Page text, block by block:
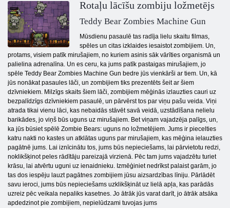
Rotaļu lācīšu zombiju ložmetējs
Teddy Bear Zombies Machine Gun
Mūsdienu pasaulē tas radīja lielu skaitu filmas,
spēles un citas izklaides iesaistot zombijiem. Un,
protams, visiem patīk mirušajiem, no kuriem asinis sāk vārīties organismā un
palielina adrenalīna. Un es ceru, ka jums patīk pastaigas mirušajiem, jo ​​
spēle Teddy Bear Zombies Machine Gun bedre jūs vienkārši ar tiem. Un, kā
jūs nonākat pasaules lāči, un zombijiem tiks prezentēts šeit ar šiem
dzīvniekiem. Milzīgs skaits šiem lāči, zombijiem mēģinās izlauzties cauri uz
bezpalīdzīgs dzīvniekiem pasaulē, un pārvērst tos par viņu pašu veida. Viņi
atrada tikai vienu lāci, kas nebaidās stāvēt savā veidā, uzstādīšana nelielu
barikādes, jo viņš būs uguns uz mirušajiem. Bet viņam vajadzēja palīgs, un,
ka jūs būsiet spēlē Zombie Bears: uguns no ložmetējiem. Jums ir piecelties
katru nakti no kastes un atklātas uguns par mirušajiem, kas mēģina ielauzties
pagātnē jums. Lai iznīcinātu tos, jums būs nepieciešams, lai pārvietotu redzi,
noklikšķinot peles rādītāju pareizajā virzienā. Pēc tam jums vajadzētu turiet
krāsu, lai atvērtu uguni uz ienaidnieku. Izmēģiniet nedrīkst palaist garām, jo ​​
tas dos iespēju lauzt pagātnes zombijiem jūsu aizsardzības līniju. Pārlādēt
savu ieroci, jums būs nepieciešams uzklikšķināt uz lielā apļa, kas parādās
uzreiz pēc veikala nepaliks kasetnes. Jo ātrāk jūs varat darīt, jo ātrāk atsāka
apdedzinot pie zombijiem, nepielūdzami tuvojas jums